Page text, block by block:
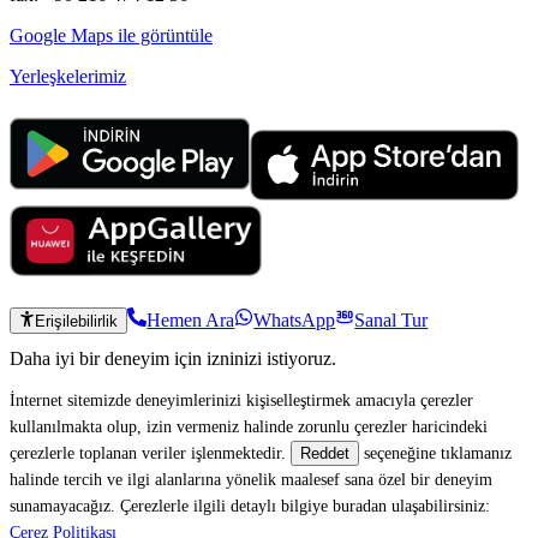
Google Maps ile görüntüle
Yerleşkelerimiz
Erişilebilirlik Hemen Ara WhatsApp
Sanal Tur
Daha iyi bir deneyim için izninizi istiyoruz.
İnternet sitemizde deneyimlerinizi kişiselleştirmek amacıyla çerezler
kullanılmakta olup, izin vermeniz halinde zorunlu çerezler haricindeki
çerezlerle toplanan veriler işlenmektedir.
Reddet
seçeneğine tıklamanız
halinde tercih ve ilgi alanlarına yönelik maalesef sana özel bir deneyim
sunamayacağız. Çerezlerle ilgili detaylı bilgiye buradan ulaşabilirsiniz:
Çerez Politikası